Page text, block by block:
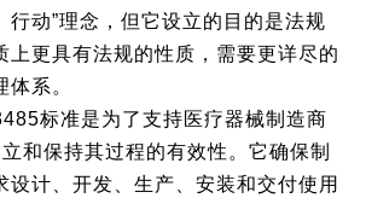
行动”理念，但它设立的目的是法规
上更具有法规的性质，需要更详尽的
系。
标准是为了支持医疗器械制造商
和保持其过程的有效性。它确保制
设计、开发、生产、安装和交付使用